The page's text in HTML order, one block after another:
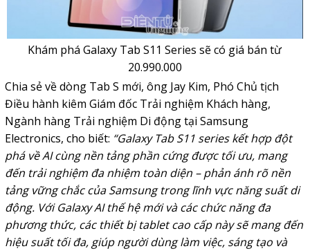
Khám phá Galaxy Tab S11 Series sẽ có giá bán từ
20.990.000
Chia sẻ về dòng Tab S mới, ông Jay Kim, Phó Chủ tịch
Điều hành kiêm Giám đốc Trải nghiệm Khách hàng,
Ngành hàng Trải nghiệm Di động tại Samsung
Electronics, cho biết: “Galaxy Tab S11 series kết hợp đột
phá về AI cùng nền tảng phần cứng được tối ưu, mang
đến trải nghiệm đa nhiệm toàn diện – phản ánh rõ nền
tảng vững chắc của Samsung trong lĩnh vực năng suất di
động. Với Galaxy AI thế hệ mới và các chức năng đa
phương thức, các thiết bị tablet cao cấp này sẽ mang đến
hiệu suất tối đa, giúp người dùng làm việc, sáng tạo và